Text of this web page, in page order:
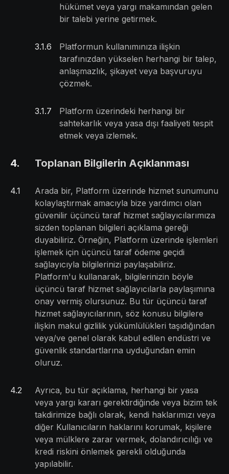
hükümet veya yargı makamından gelen
bir talebi yerine getirmek.
3.1.6
Platformun kullanımınıza ilişkin
tarafınızdan yükselen herhangi bir talep,
anlaşmazlık, şikayet veya başvuruyu
çözmek.
3.1.7
Platform üzerindeki herhangi bir
sahtekarlık veya yasa dışı faaliyeti tespit
etmek veya izlemek.
4. Toplanan Bilgilerin Açıklanması
4.1
Arada bir, Platform üzerinde hizmet sunumunu
kolaylaştırmak amacıyla bize yardımcı olan
güvenilir üçüncü taraf hizmet sağlayıcılarımıza
sizden toplanan bilgileri açıklama gereği
duyabiliriz. Örneğin, Platform üzerinde işlemleri
işlemek için üçüncü taraf ödeme geçidi
sağlayıcıyla bilgilerinizi paylaşabiliriz.
Platform'u kullanarak, bilgilerinizin böyle
üçüncü taraf hizmet sağlayıcılarla paylaşımına
onay vermiş olursunuz. Bu tür üçüncü taraf
hizmet sağlayıcılarının, söz konusu bilgilere
ilişkin makul gizlilik yükümlülükleri taşıdığından
veya/ve genel olarak kabul edilen endüstri ve
güvenlik standartlarına uyduğundan emin
oluruz.
4.2
Ayrıca, bu tür açıklama, herhangi bir yasa
veya yargı kararı gerektirdiğinde veya bizim tek
takdirimize bağlı olarak, kendi haklarımızı veya
diğer Kullanıcıların haklarını korumak, kişilere
veya mülklere zarar vermek, dolandırıcılığı ve
kredi riskini önlemek gerekli olduğunda
yapılabilir.